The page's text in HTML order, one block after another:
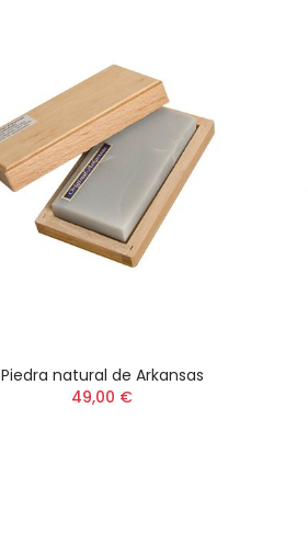
Piedra natural de Arkansas
49,00 €